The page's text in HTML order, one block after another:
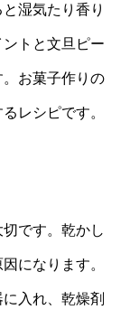
湿気たり香り
トと文旦ピー
お菓子作りの
レシピです。
です。乾かし
になります。
入れ、乾燥剤